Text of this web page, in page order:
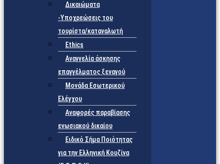
Δικαιώματα
-Υποχρεώσεις του
τουρίστα/καταναλωτή
Ethics
Αναγγελία άσκησης
επαγγέλματος ξεναγού
Μονάδα Εσωτερικού
Ελέγχου
Αναφορές παραβίασης
ενωσιακού δικαίου
Ειδικό Σήμα Ποιότητας
για την Ελληνική Κουζίνα